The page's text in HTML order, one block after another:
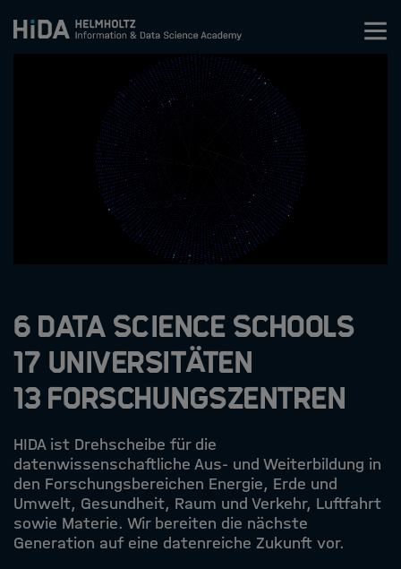
Zum Inhalt springen
Training
Research Schools
Mobilität
Jobs
6 Data Science Schools
17 Universitäten
13 Forschungszentren
HIDA ist Drehscheibe für die
datenwissenschaftliche Aus- und Weiterbildung in
den Forschungsbereichen Energie, Erde und
Umwelt, Gesundheit, Raum und Verkehr, Luftfahrt
sowie Materie. Wir bereiten die nächste
Generation auf eine datenreiche Zukunft vor.